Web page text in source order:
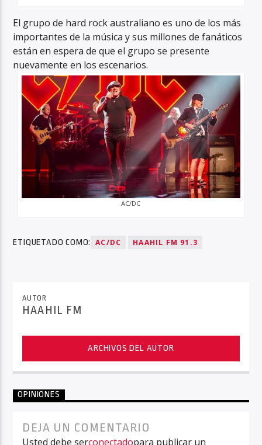
El grupo de hard rock australiano es uno de los más
importantes de la música y sus millones de fanáticos
están en espera de que el grupo se presente
nuevamente en los escenarios.
AC/DC
ETIQUETADO COMO: AC/DC HAAHIL FM 91.3
AUTOR
HAAHIL FM
ARCHIVOS DEL AUTOR
OPINIONES
DEJA UN COMENTARIO
Usted debe serconectadopara publicar un